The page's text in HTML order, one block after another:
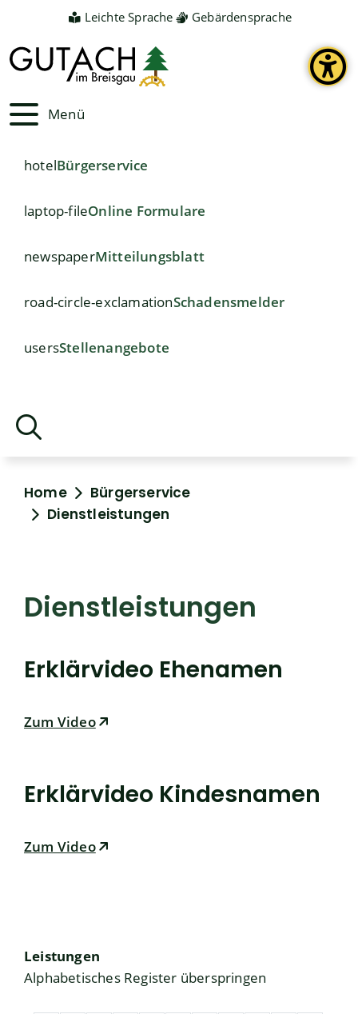
Leichte Sprache Gebärdensprache
Menü
hotelBürgerservice
laptop-fileOnline Formulare
newspaperMitteilungsblatt
road-circle-exclamationSchadensmelder
usersStellenangebote
Home
Bürgerservice
Dienstleistungen
Dienstleistungen
Erklärvideo Ehenamen
Zum Video
Erklärvideo Kindesnamen
Zum Video
Leistungen
Alphabetisches Register überspringen